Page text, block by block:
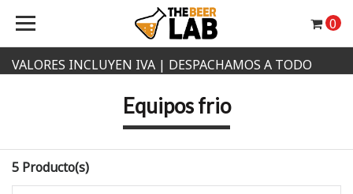
VALORES INCLUYEN IVA | DESPACHAMOS A TODO
0
Equipos frio
5 Producto(s)